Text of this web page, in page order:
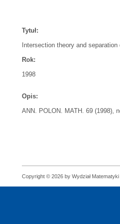
Tytuł:
Intersection theory and
Rok:
1998
Opis:
ANN. POLON. MATH. 69 (1998),
Copyright © 2026 by Wydział